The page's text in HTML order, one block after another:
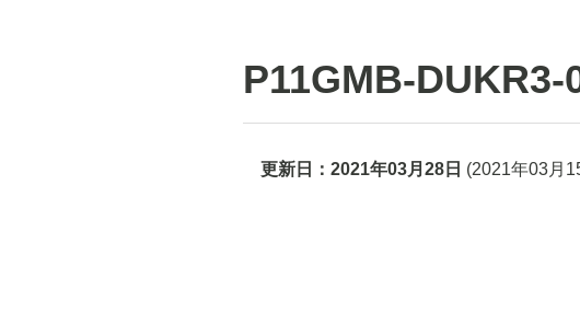
P11GMB-DUKR3-
更新日： 2021年03月28日 (2021年03月